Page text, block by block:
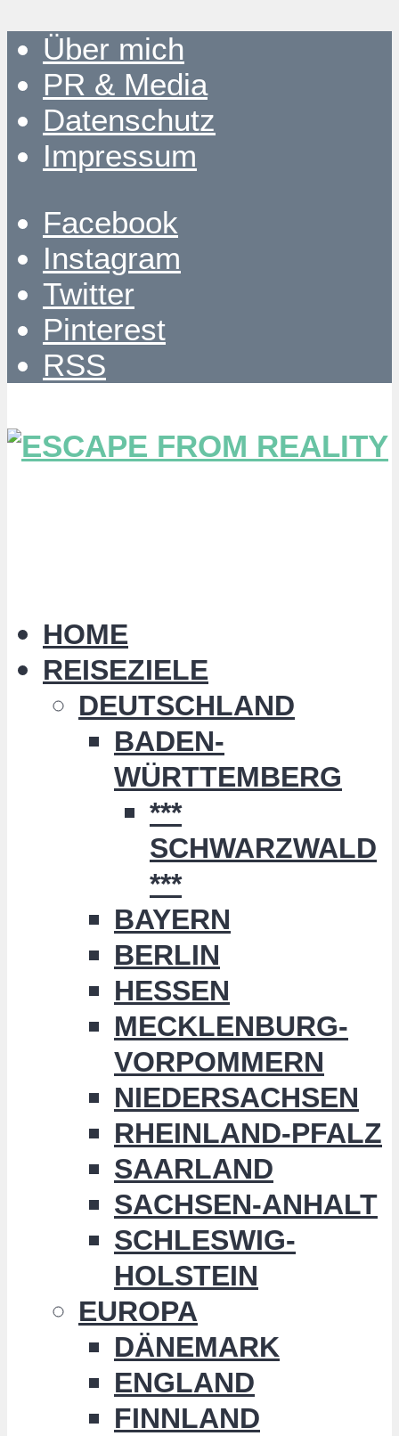
Über mich
PR & Media
Datenschutz
Impressum
Facebook
Instagram
Twitter
Pinterest
RSS
HOME
REISEZIELE
DEUTSCHLAND
BADEN-
WÜRTTEMBERG
***
SCHWARZWALD
***
BAYERN
BERLIN
HESSEN
MECKLENBURG-
VORPOMMERN
NIEDERSACHSEN
RHEINLAND-PFALZ
SAARLAND
SACHSEN-ANHALT
SCHLESWIG-
HOLSTEIN
EUROPA
DÄNEMARK
ENGLAND
FINNLAND